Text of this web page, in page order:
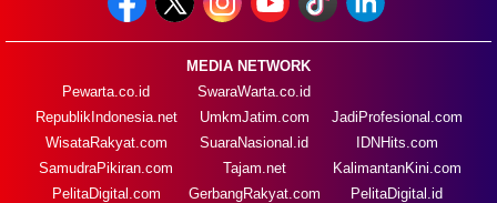
MEDIA NETWORK
Pewarta.co.id
RepublikIndonesia.net
WisataRakyat.com
SamudraPikiran.com
PelitaDigital.com
SwaraWarta.co.id
UmkmJatim.com
SuaraNasional.id
Tajam.net
GerbangRakyat.com
JadiProfesional.com
IDNHits.com
KalimantanKini.com
PelitaDigital.id